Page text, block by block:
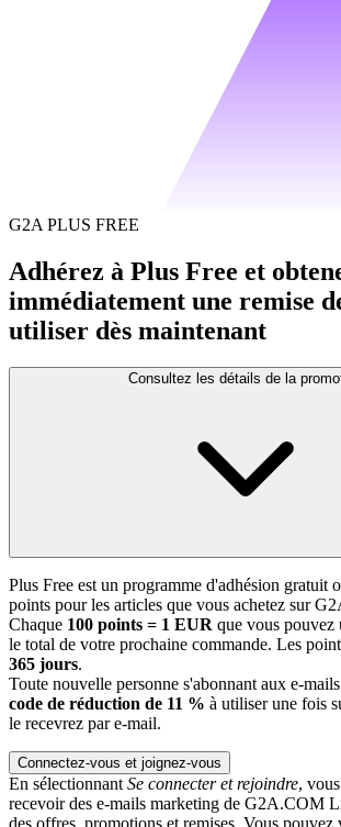
G2A PLUS FREE
Adhérez à Plus Free et
immédiatement une remise
utiliser dès maintenant
Consultez les détails de la
Plus Free est un programme d'adhésion gratuit
points pour les articles que vous achetez sur
Chaque 100 points = 1 EUR que vous pouvez
le total de votre prochaine commande. Les
365 jours.
Toute nouvelle personne s'abonnant aux e-
code de réduction de 11 % à utiliser une fois
le recevrez par e-mail.
Connectez-vous et joignez-vous
En sélectionnantSe connecter et rejoindre,
recevoir des e-mails marketing de G2A.COM